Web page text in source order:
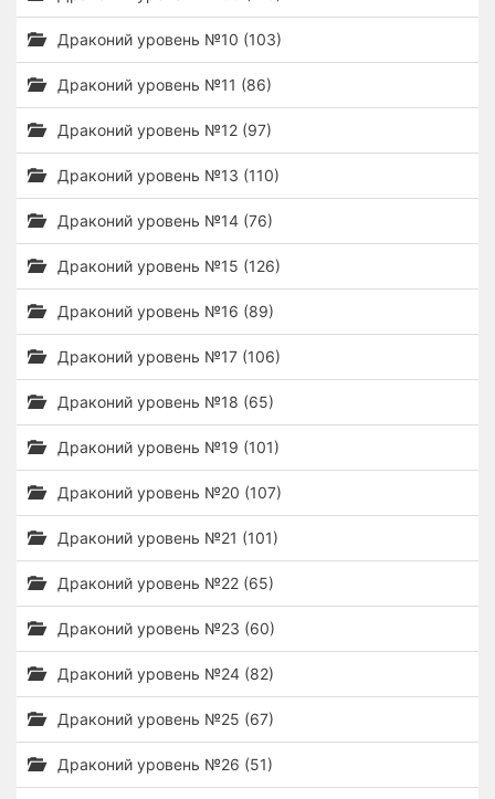
Драконий уровень №10 (103)
Драконий уровень №11 (86)
Драконий уровень №12 (97)
Драконий уровень №13 (110)
Драконий уровень №14 (76)
Драконий уровень №15 (126)
Драконий уровень №16 (89)
Драконий уровень №17 (106)
Драконий уровень №18 (65)
Драконий уровень №19 (101)
Драконий уровень №20 (107)
Драконий уровень №21 (101)
Драконий уровень №22 (65)
Драконий уровень №23 (60)
Драконий уровень №24 (82)
Драконий уровень №25 (67)
Драконий уровень №26 (51)